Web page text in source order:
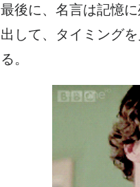
最後に、名言は記憶
出して、タイミング
る。